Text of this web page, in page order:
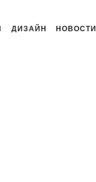
ДИЗАЙН НОВОСТИ